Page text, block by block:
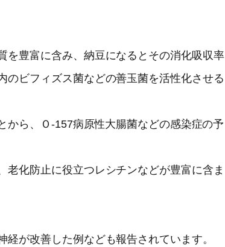
を豊富に含み、納豆になるとその消化吸収率
のビフィズス菌などの善玉菌を活性化させる
から、Ｏ-157病原性大腸菌などの感染症の予
老化防止に役立つレシチンなどが豊富に含ま
が改善した例なども報告されています。